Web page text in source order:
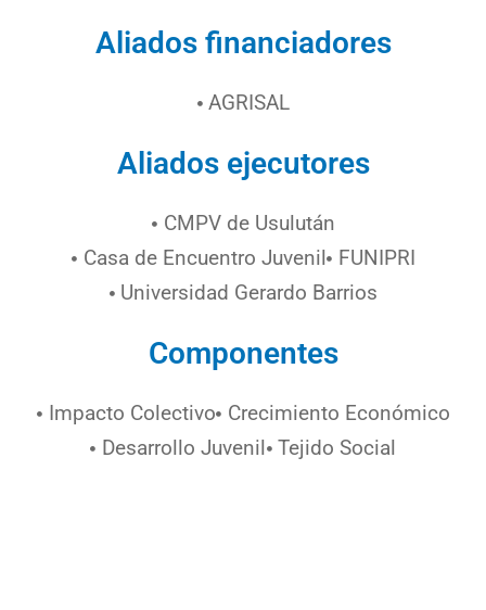
Aliados financiadores
AGRISAL
Aliados ejecutores
CMPV de Usulután
Casa de Encuentro Juvenil FUNIPRI
Universidad Gerardo Barrios
Componentes
Impacto Colectivo Crecimiento Económico
Desarrollo Juvenil Tejido Social